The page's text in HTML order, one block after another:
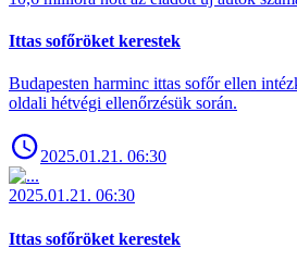
Ittas sofőröket kerestek
Budapesten harminc ittas sofőr ellen
oldali hétvégi ellenőrzésük során.
2025.01.21. 06:30
2025.01.21. 06:30
Ittas sofőröket kerestek